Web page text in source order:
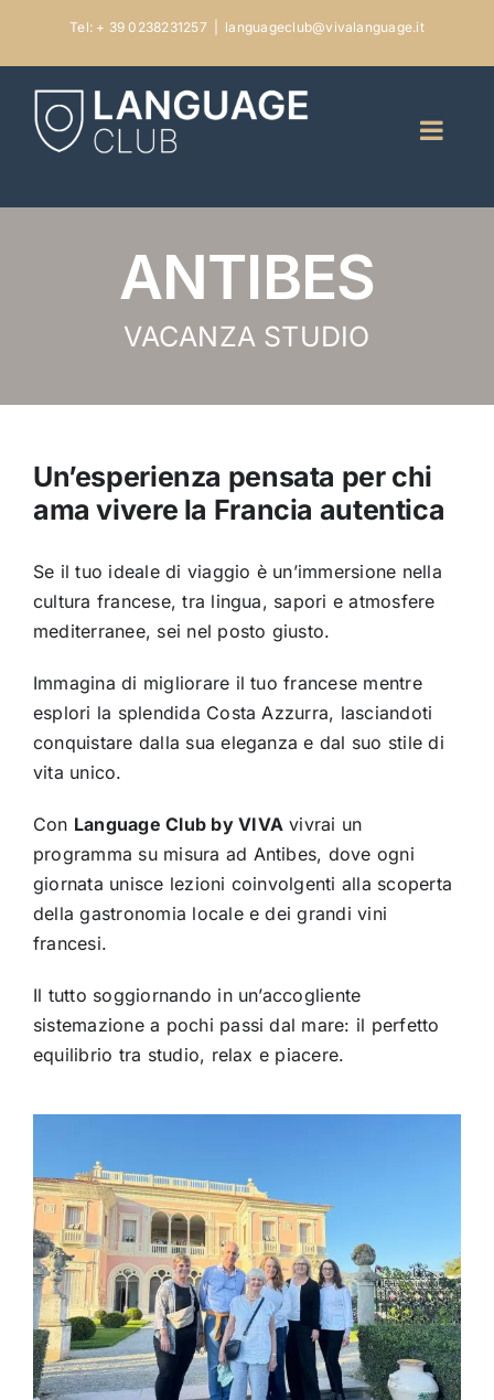
content
Tel: + 39 0238231257 languageclub@vivalanguage.it
ANTIBES
VACANZA STUDIO
Un’esperienza pensata per chi
ama vivere la Francia autentica
Se il tuo ideale di viaggio è un’immersione nella
cultura francese, tra lingua, sapori e atmosfere
mediterranee, sei nel posto giusto.
Immagina di migliorare il tuo francese mentre
esplori la splendida Costa Azzurra, lasciandoti
conquistare dalla sua eleganza e dal suo stile di
vita unico.
Con Language Club by VIVA vivrai un
programma su misura ad Antibes, dove ogni
giornata unisce lezioni coinvolgenti alla scoperta
della gastronomia locale e dei grandi vini
francesi.
Il tutto soggiornando in un’accogliente
sistemazione a pochi passi dal mare: il perfetto
equilibrio tra studio, relax e piacere.